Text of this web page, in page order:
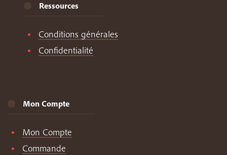
Ressources
Conditions générales
Confidentialité
Mon Compte
Mon Compte
Commande